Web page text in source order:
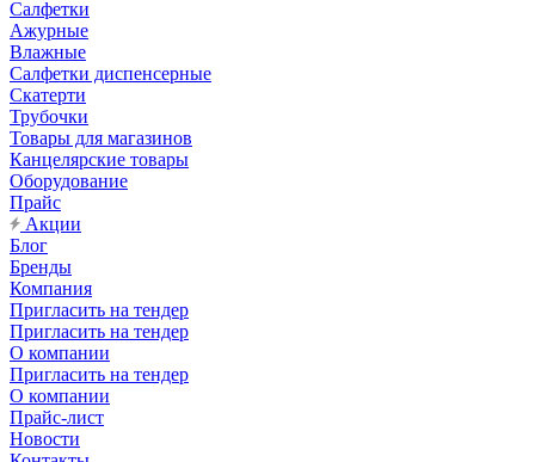
Салфетки
Ажурные
Влажные
Салфетки диспенсерные
Скатерти
Трубочки
Товары для магазинов
Канцелярские товары
Оборудование
Прайс
Акции
Блог
Бренды
Компания
Пригласить на тендер
Пригласить на тендер
О компании
Пригласить на тендер
О компании
Прайс-лист
Новости